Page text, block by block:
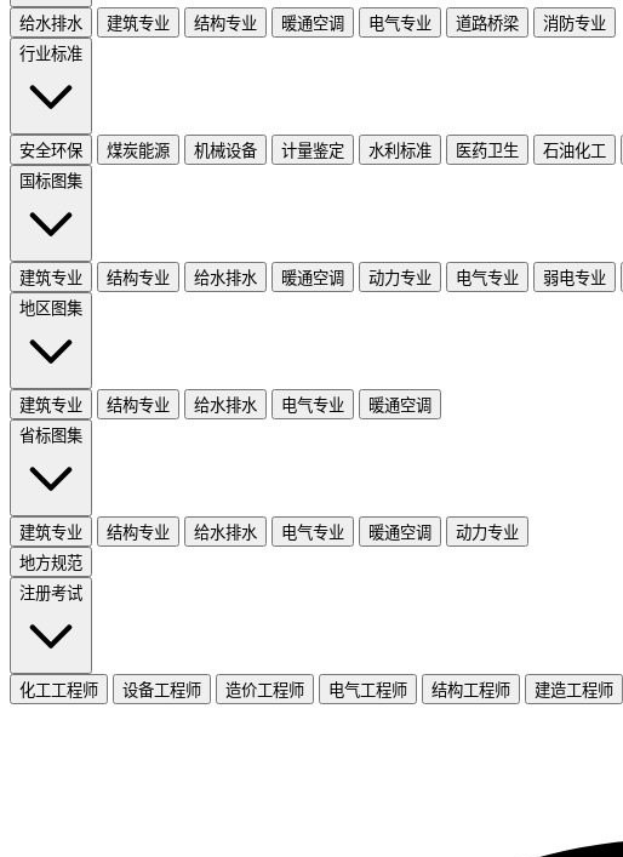
给水排水 建筑专业 结构专业 暖通空调 电气专业 道路桥梁
消防专业
行业标准
安全环保 煤炭能源 机械设备 计量鉴定 水利标准 医药卫生 石油化工
国标图集
建筑专业 结构专业 给水排水 暖通空调 动力专业 电气专业 弱电专业
地区图集
建筑专业 结构专业 给水排水 电气专业
暖通空调
省标图集
建筑专业 结构专业 给水排水 电气专业 暖通空调
动力专业
地方规范
注册考试
化工工程师 设备工程师 造价工程师 电气工程师 结构工程师 建造工程师